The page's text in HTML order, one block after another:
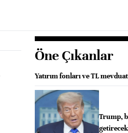
Öne Çıkanlar
Yatırım fonları ve TL
Trump,